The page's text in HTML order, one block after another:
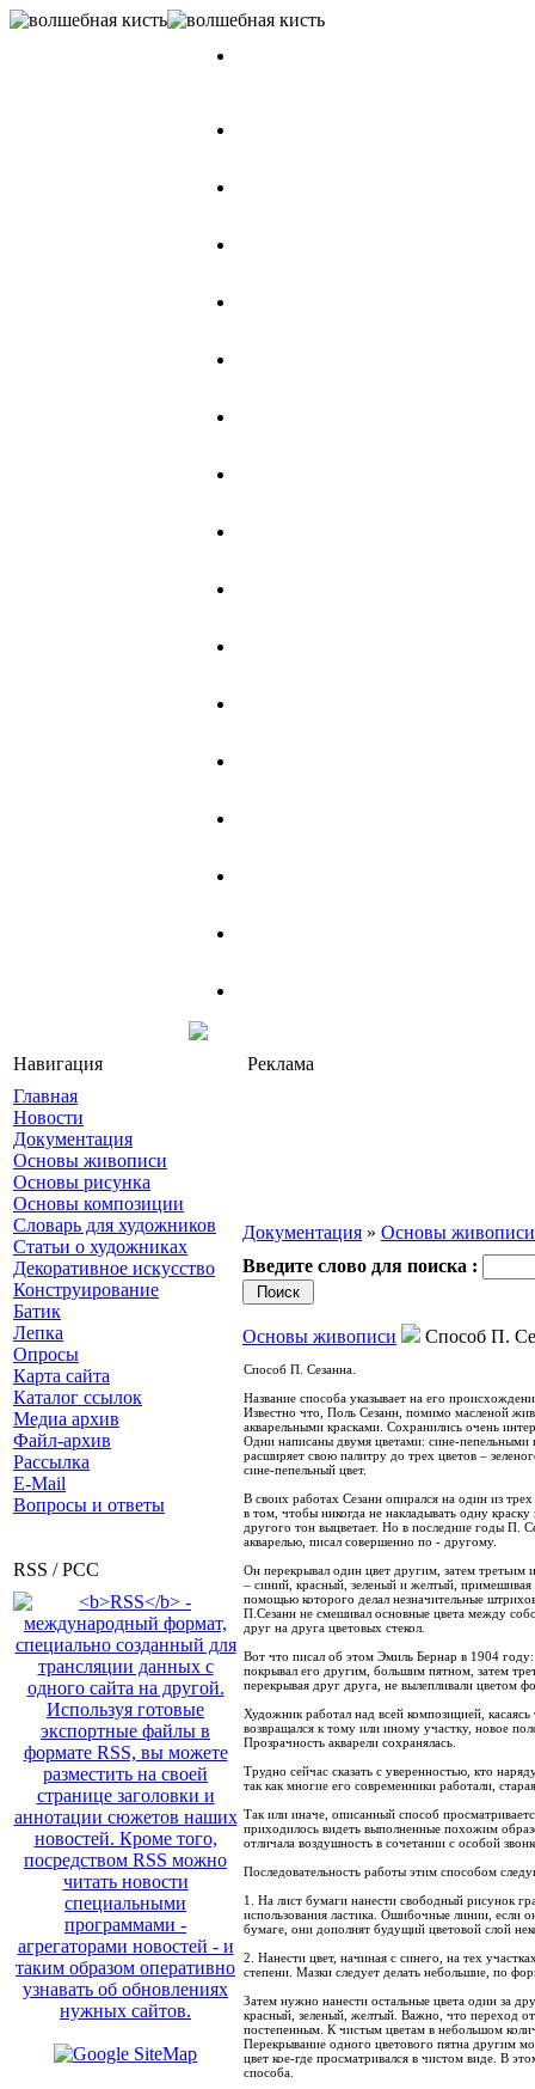
Навигация
Главная
Новости
Документация
Основы живописи
Основы рисунка
Основы композиции
Словарь для художников
Статьи о художниках
Декоративное искусство
Конструирование
Батик
Лепка
Опросы
Карта сайта
Каталог ссылок
Медиа архив
Файл-архив
Рассылка
E-Mail
Вопросы и ответы
RSS / РСС
Реклама
Документация » Основы живописи
Введите слово для поиска :
Основы живописи Способ П.
Способ П. Сезанна.
Название способа указывает на его
Известно что, Поль Сезанн, помимо масленой
акварельными красками. Сохранились очень
Одни написаны двумя цветами: сине-
расширяет свою палитру до трех цветов –
сине-пепельный цвет.
В своих работах Сезанн опирался на один из
в том, чтобы никогда не накладывать одну
другого тон выцветает. Но в последние годы П.
акварелью, писал совершенно по - другому.
Он перекрывал один цвет другим, затем третьим
– синий, красный, зеленый и желтый,
помощью которого делал незначительные
П.Сезанн не смешивал основные цвета между
друг на друга цветовых стекол.
Вот что писал об этом Эмиль Бернар в 1904
покрывал его другим, большим пятном, затем
перекрывая друг друга, не вылепливали цветом
Художник работал над всей композицией,
возвращался к тому или иному участку, новое
Прозрачность акварели сохранялась.
Трудно сейчас сказать с уверенностью, кто
так как многие его современники работали,
Так или иначе, описанный способ
приходилось видеть выполненные похожим
отличала воздушность в сочетании с особой
Последовательность работы этим способом
1. На лист бумаги нанести свободный рисунок
использования ластика. Ошибочные линии, если
бумаге, они дополнят будущий цветовой слой
2. Нанести цвет, начиная с синего, на тех
степени. Мазки следует делать небольшие, по
Затем нужно нанести остальные цвета один за
красный, зеленый, желтый. Важно, что переход
постепенным. К чистым цветам в небольшом
Перекрывание одного цветового пятна другим
цвет кое-где просматривался в чистом виде. В
способа.